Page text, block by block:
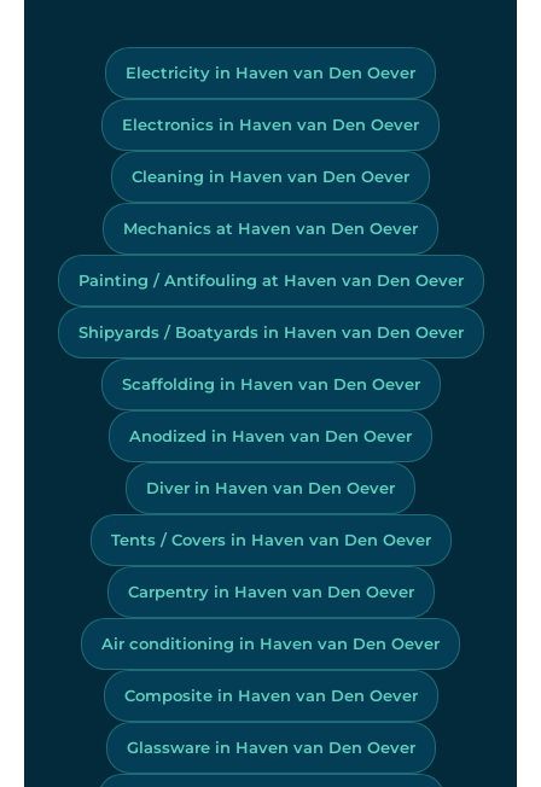
Electricity in Haven van Den Oever
Electronics in Haven van Den Oever
Cleaning in Haven van Den Oever
Mechanics at Haven van Den Oever
Painting / Antifouling at Haven van Den Oever
Shipyards / Boatyards in Haven van Den Oever
Scaffolding in Haven van Den Oever
Anodized in Haven van Den Oever
Diver in Haven van Den Oever
Tents / Covers in Haven van Den Oever
Carpentry in Haven van Den Oever
Air conditioning in Haven van Den Oever
Composite in Haven van Den Oever
Glassware in Haven van Den Oever